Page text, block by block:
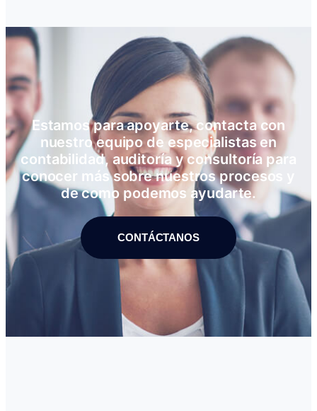
Estamos para apoyarte, contacta con
nuestro equipo de especialistas en
contabilidad, auditoría y consultoría para
conocer más sobre nuestros procesos y
de como podemos ayudarte.
CONTÁCTANOS